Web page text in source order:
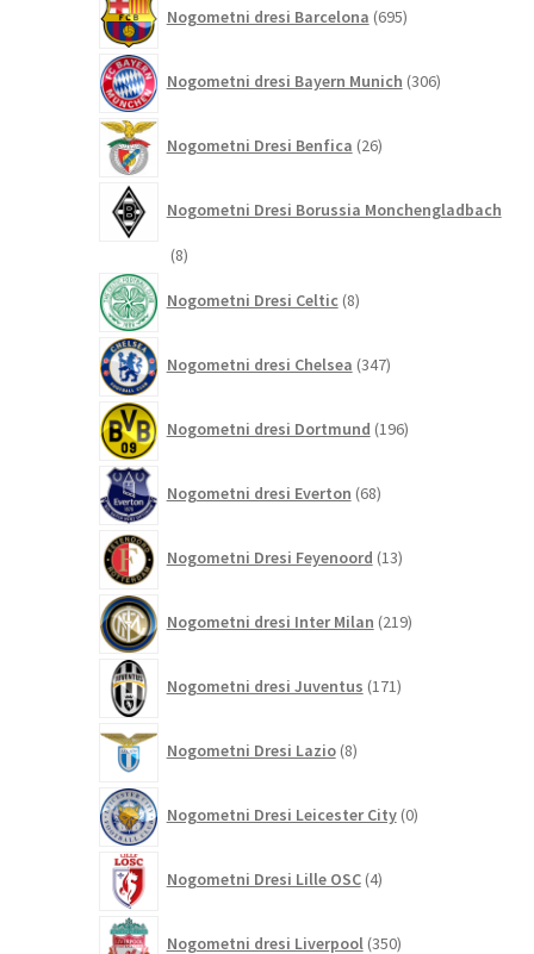
Nogometni dresi Barcelona 695izdelkov
Nogometni dresi Bayern Munich 306izdelkov
Nogometni Dresi Benfica 26izdelkov
Nogometni Dresi Borussia Monchengladbach
88
Nogometni Dresi Celtic 8izdelkov
Nogometni dresi Chelsea 347izdelkov
Nogometni dresi Dortmund 196izdelkov
Nogometni dresi Everton 68izdelkov
Nogometni Dresi Feyenoord 13izdelkov
Nogometni dresi Inter Milan 219izdelkov
Nogometni dresi Juventus 171izdelkov
Nogometni Dresi Lazio 8izdelkov
Nogometni Dresi Leicester City 0izdelkov
Nogometni Dresi Lille OSC 4izdelki
Nogometni dresi Liverpool 350